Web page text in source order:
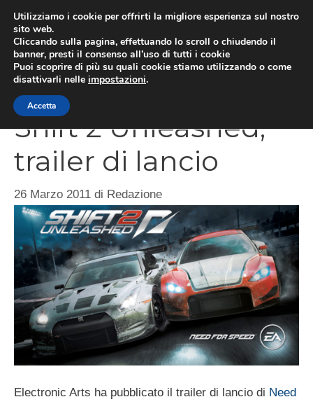
contenuto
Need For Speed
Shift 2 Unleashed,
trailer di lancio
26 Marzo 2011 di Redazione
Electronic Arts ha pubblicato il trailer di lancio di Need
Utilizziamo i cookie per offrirti la migliore esperienza sul nostro
sito web.
Cliccando sulla pagina, effettuando lo scroll o chiudendo il
banner, presti il consenso all’uso di tutti i cookie
Puoi scoprire di più su quali cookie stiamo utilizzando o come
disattivarli nelle impostazioni.
Accetta